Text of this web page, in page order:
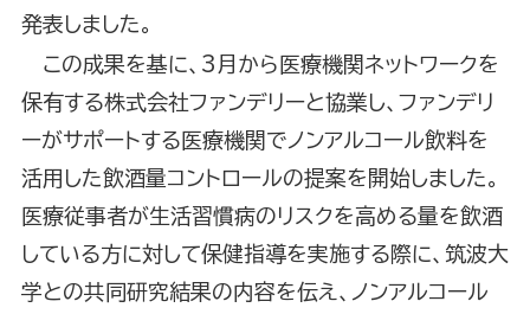
発表しました。
この成果を基に、3月から医療機関ネットワークを
保有する株式会社ファンデリーと協業し、ファンデリ
ーがサポートする医療機関でノンアルコール飲料を
活用した飲酒量コントロールの提案を開始しました。
医療従事者が生活習慣病のリスクを高める量を飲酒
している方に対して保健指導を実施する際に、筑波大
学との共同研究結果の内容を伝え、ノンアルコール